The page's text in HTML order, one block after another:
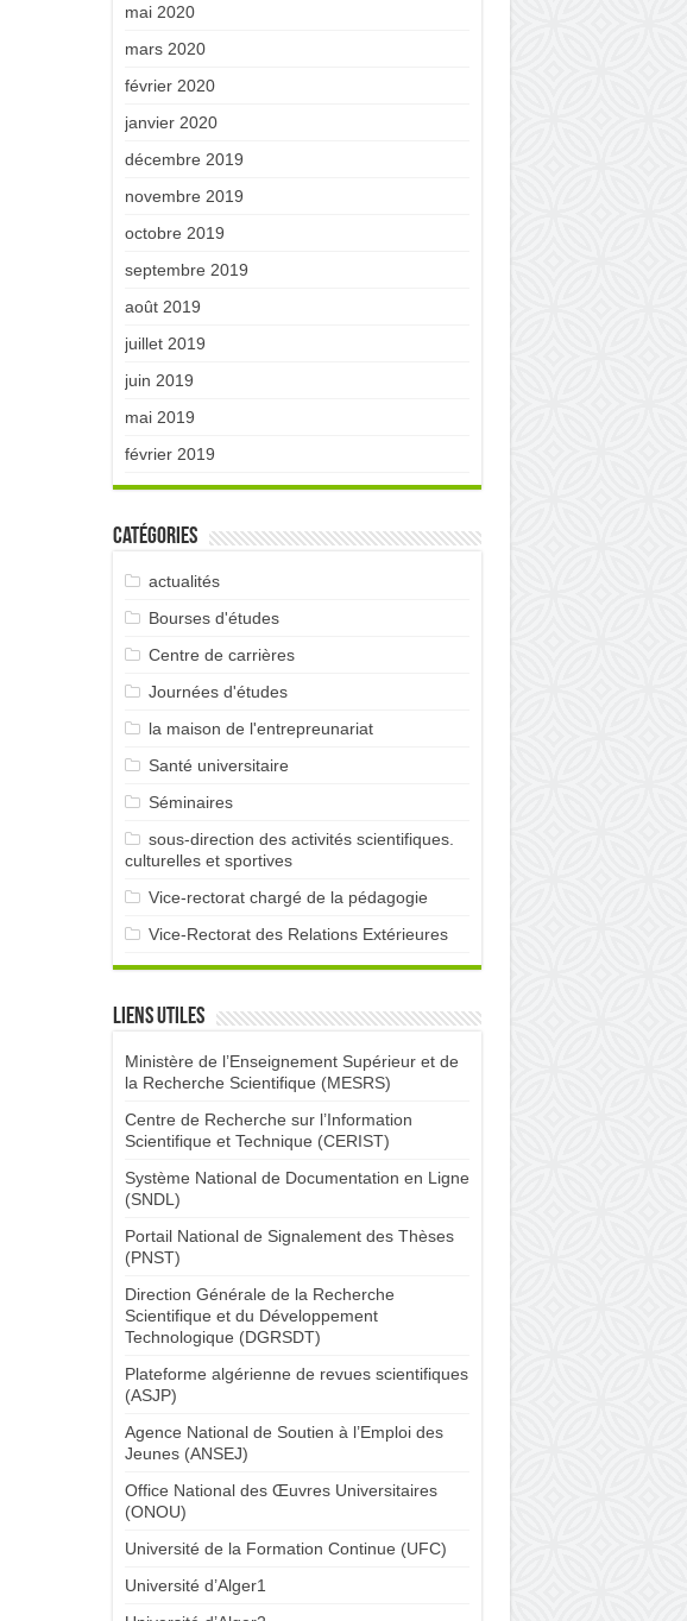
mai 2020
mars 2020
février 2020
janvier 2020
décembre 2019
novembre 2019
octobre 2019
septembre 2019
août 2019
juillet 2019
juin 2019
mai 2019
février 2019
Catégories
actualités
Bourses d'études
Centre de carrières
Journées d'études
la maison de l'entrepreunariat
Santé universitaire
Séminaires
sous-direction des activités scientifiques.
culturelles et sportives
Vice-rectorat chargé de la pédagogie
Vice-Rectorat des Relations Extérieures
Liens utiles
Ministère de l’Enseignement Supérieur et de
la Recherche Scientifique (MESRS)
Centre de Recherche sur l’Information
Scientifique et Technique (CERIST)
Système National de Documentation en Ligne
(SNDL)
Portail National de Signalement des Thèses
(PNST)
Direction Générale de la Recherche
Scientifique et du Développement
Technologique (DGRSDT)
Plateforme algérienne de revues scientifiques
(ASJP)
Agence National de Soutien à l’Emploi des
Jeunes (ANSEJ)
Office National des Œuvres Universitaires
(ONOU)
Université de la Formation Continue (UFC)
Université d’Alger1